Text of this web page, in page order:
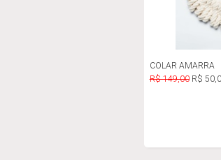
COLAR AMARRA
R$ 149,00R$